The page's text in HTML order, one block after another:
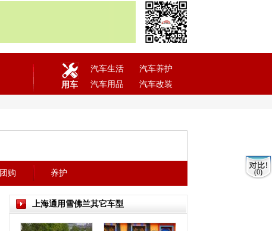
用车
汽车生活
汽车养护
汽车用品
汽车改装
团购 养护
上海通用雪佛兰其它车型
(0)